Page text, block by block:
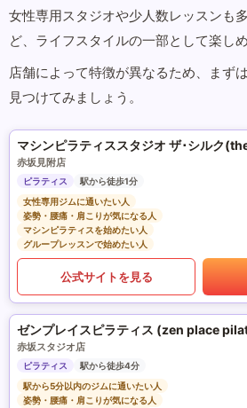
女性専用スタジオや少人数レッスンも
ど、ライフスタイルの一部として楽し
店舗によって特徴が異なるため、まず
見つけてみましょう。
赤坂見附店
ピラティス
駅から徒歩1分
女性専用ジムに通いたい人
姿勢・腰痛・肩こりが気になる人
マシンピラティスを始めたい人
グループレッスンで始めたい人
公式サイトを見る
ゼンプレイスピラティス (zen place
赤坂スタジオ店
ピラティス
駅から徒歩4分
駅から5分以内のジムに通いたい人
姿勢・腰痛・肩こりが気になる人